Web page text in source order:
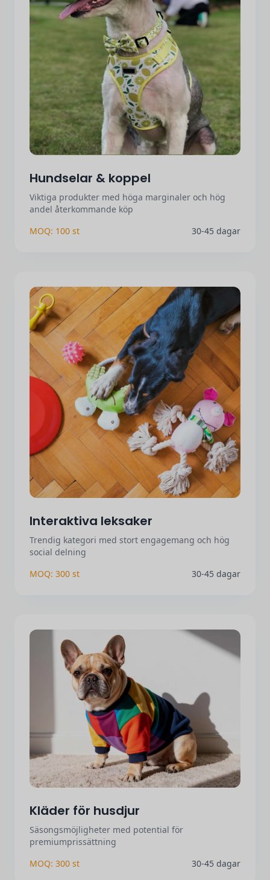
Hundselar & koppel
Viktiga produkter med höga marginaler och hög
andel återkommande köp
MOQ: 100 st
30-45 dagar
Interaktiva leksaker
Trendig kategori med stort engagemang och hög
social delning
MOQ: 300 st
30-45 dagar
Kläder för husdjur
Säsongsmöjligheter med potential för
premiumprissättning
MOQ: 300 st
30-45 dagar